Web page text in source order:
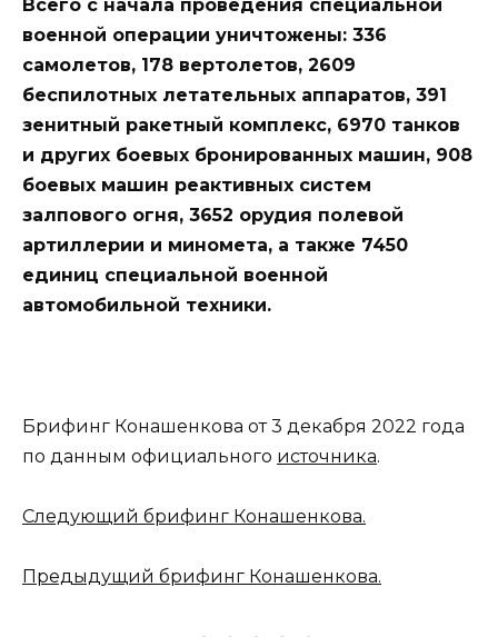
Всего с начала проведения специальной
военной операции уничтожены: 336
самолетов, 178 вертолетов, 2609
беспилотных летательных аппаратов, 391
зенитный ракетный комплекс, 6970 танков
и других боевых бронированных машин, 908
боевых машин реактивных систем
залпового огня, 3652 орудия полевой
артиллерии и миномета, а также 7450
единиц специальной военной
автомобильной техники.
Брифинг Конашенкова от 3 декабря 2022 года
по данным официального источника.
Следующий брифинг Конашенкова.
Предыдущий брифинг Конашенкова.